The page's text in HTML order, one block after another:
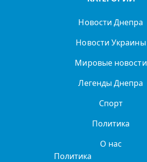
Новости Днепра
Новости Украины
Мировые новости
Легенды Днепра
Спорт
Политика
О нас
Политика